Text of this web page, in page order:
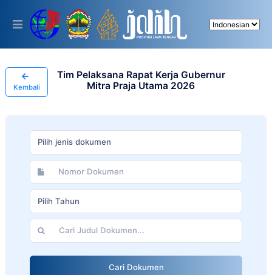
This
includes
accessibility
system.
Kembali
Tim Pelaksana Rapat Kerja Gubernur
Mitra Praja Utama 2026
Pilih jenis dokumen
Pilih Tahun
Cari Dokumen